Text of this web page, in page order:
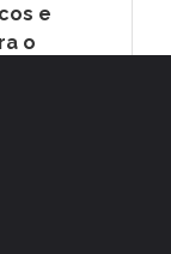
e
o